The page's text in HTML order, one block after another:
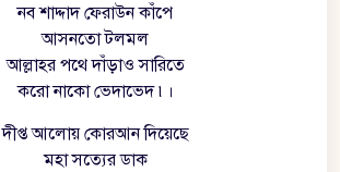
নব শাদ্দাদ ফেরাউন কাঁপে
আসনতো টলমল
আল্লাহর পথে দাঁড়াও সারিতে
করো নাকো ভেদাভেদ ৷।
দীপ্ত আলোয় কোরআন দিয়েছে
মহা সত্যের ডাক